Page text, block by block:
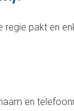
regie pakt en
en